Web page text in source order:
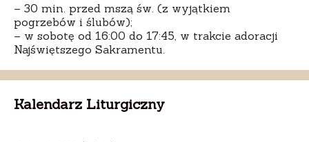
– 30 min. przed mszą św. (z wyjątkiem
pogrzebów i ślubów);
– w sobotę od 16:00 do 17:45, w trakcie adoracji
Najświętszego Sakramentu.
Kalendarz Liturgiczny